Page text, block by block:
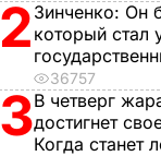
2 Зинченко: Он
который стал
36757
3В четверг
достигнет
Когда станет